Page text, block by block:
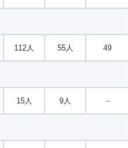
112人 55人 49
15人 9人 －